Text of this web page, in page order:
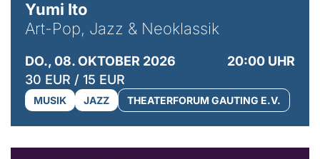
Yumi Ito
Art-Pop, Jazz & Neoklassik
DO., 08. OKTOBER 2026
20:00 UHR
30 EUR / 15 EUR
MUSIK JAZZ THEATERFORUM GAUTING E.V.